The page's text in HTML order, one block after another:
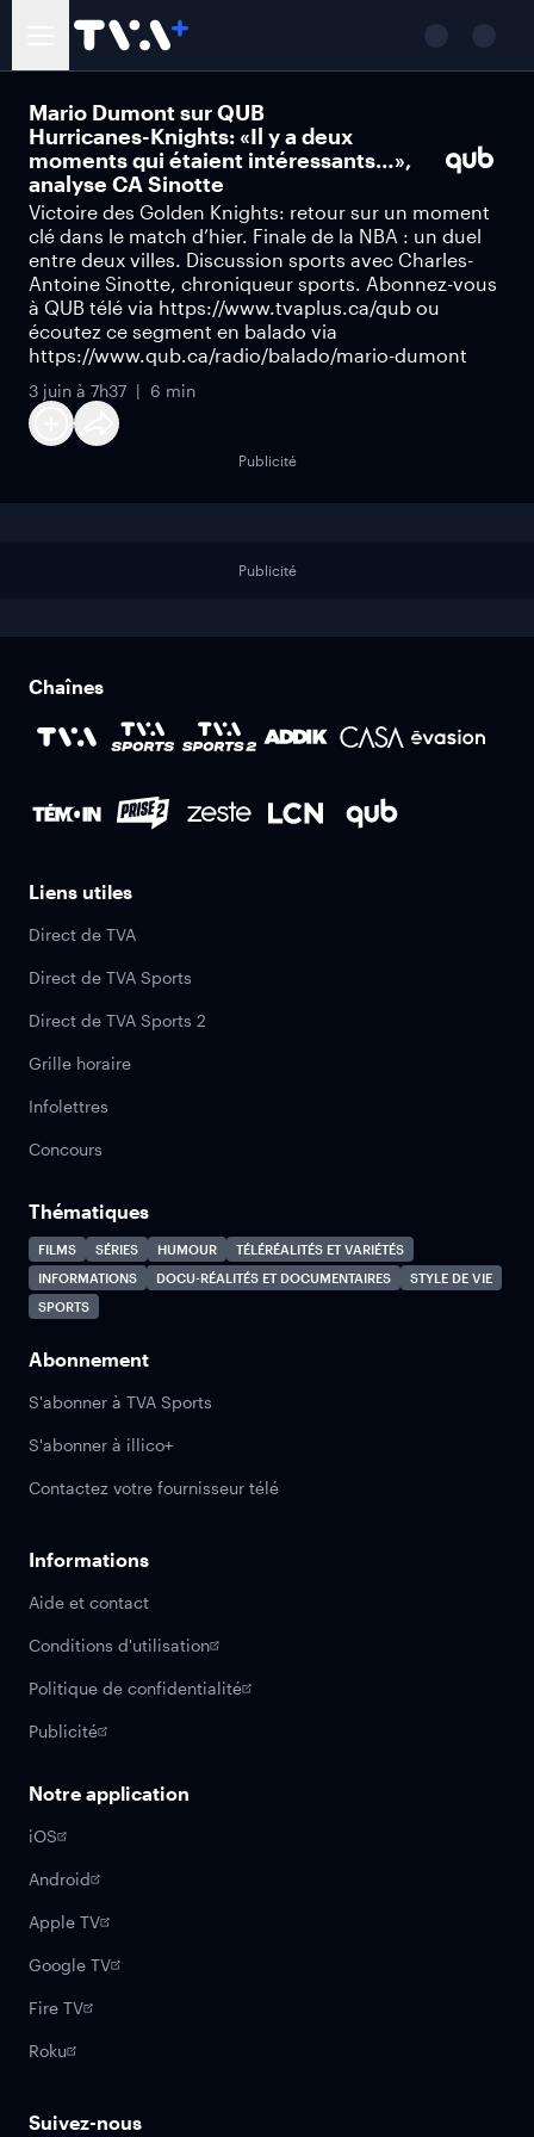
Mario Dumont sur QUB
Hurricanes-Knights: «Il y a deux
moments qui étaient intéressants…»,
analyse CA Sinotte
Victoire des Golden Knights: retour sur un moment
clé dans le match d’hier. Finale de la NBA : un duel
entre deux villes. Discussion sports avec Charles-
Antoine Sinotte, chroniqueur sports. Abonnez-vous
à QUB télé via https://www.tvaplus.ca/qub ou
écoutez ce segment en balado via
https://www.qub.ca/radio/balado/mario-dumont
3 juin à 7h37 6 min
Publicité
Publicité
Chaînes
Liens utiles
Direct de TVA
Direct de TVA Sports
Direct de TVA Sports 2
Grille horaire
Infolettres
Concours
Thématiques
FILMS SÉRIES HUMOUR
TÉLÉRÉALITÉS ET VARIÉTÉS
INFORMATIONS
DOCU-RÉALITÉS ET DOCUMENTAIRES
STYLE DE VIE
SPORTS
Abonnement
S'abonner à TVA Sports
S'abonner à illico+
Contactez votre fournisseur télé
Informations
Aide et contact
Conditions d'utilisation
Politique de confidentialité
Publicité
Notre application
iOS
Android
Apple TV
Google TV
Fire TV
Roku
Suivez-nous